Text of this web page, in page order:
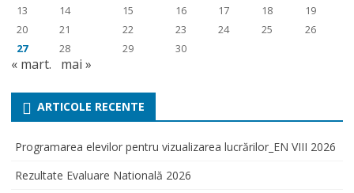
13
14 15 16 17 18
19
20
21 22 23 24 25
26
27
28 29 30
« mart. mai »
ARTICOLE RECENTE
Programarea elevilor pentru vizualizarea lucrărilor_EN VIII 2026
Rezultate Evaluare Natională 2026